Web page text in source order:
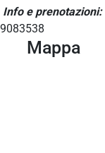
Info e prenotazioni:
9083538
Mappa